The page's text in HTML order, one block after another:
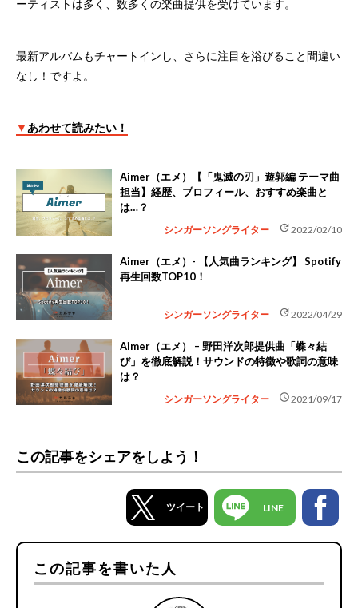
ーティストは多く、数多くの楽曲提供を受けています。
最新アルバムもチャートインし、さらに注目を浴びること間違い
なし！ですよ。
▼ あわせて読みたい！
Aimer（エメ）【「鬼滅の刃」遊郭編 テーマ曲
担当】経歴、プロフィール、おすすめ楽曲と
は…？
シンガーソングライター update2022/02/10
Aimer（エメ）- 【人気曲ランキング】 Spotify
再生回数TOP10！
シンガーソングライター update2022/04/29
Aimer（エメ） – 野田洋次郎提供曲「蝶々結
び」を徹底解説！サウンドの特徴や歌詞の意味
は？
シンガーソングライター schedule2021/09/17
この記事をシェアをしよう！
ツイート LINE
この記事を書いた人